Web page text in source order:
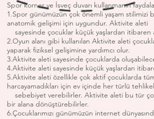
Spor korner ve İsveç duvarı kullanmanın
1.Spor günümüzün çok önemli yaşam stilimizi
anatomik gelişimi için uygundur. Aktivite aleti
sayesinde çocuklar küçük yaşlardan itibaren
2.Oyun alanı gibi kullanılan Aktivite aleti
yaparak fiziksel gelişimine yardımcı olur.
3.Aktivite aleti sayesinde çocuklarda
4.Aktivite aleti sayesinde küçük yaşlardan
5.Aktivite aleti özellikle çok aktif çocuklarda
harcayamadıkları için ev içinde her türlü
sebebiyet verebilirler. Aktivite aleti bu tür
bir alana dönüştürebilirler.
6.Çocuklarımızı günümüzün internet